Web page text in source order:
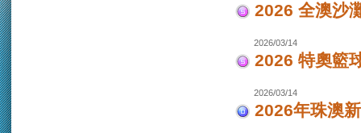
2026 全澳沙
2026/03/14
2026 特奧籃
2026/03/14
2026年珠澳